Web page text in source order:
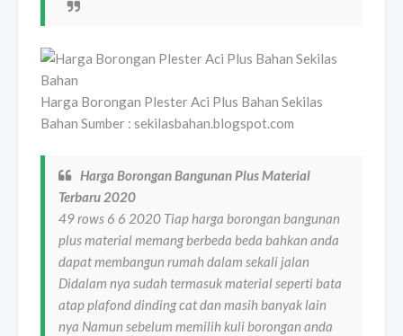
Harga Borongan Plester Aci Plus Bahan Sekilas
Bahan Sumber : sekilasbahan.blogspot.com
Harga Borongan Bangunan Plus Material
Terbaru 2020
49 rows 6 6 2020 Tiap harga borongan bangunan
plus material memang berbeda beda bahkan anda
dapat membangun rumah dalam sekali jalan
Didalam nya sudah termasuk material seperti bata
atap plafond dinding cat dan masih banyak lain
nya Namun sebelum memilih kuli borongan anda